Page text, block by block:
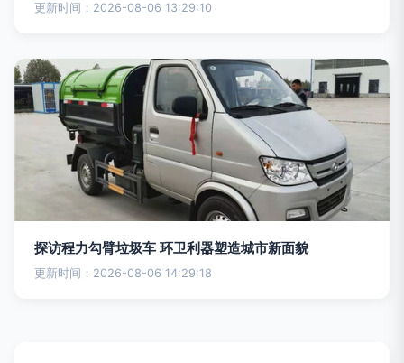
更新时间：2026-08-06 13:29:10
探访程力勾臂垃圾车 环卫利器塑造城市新面貌
更新时间：2026-08-06 14:29:18